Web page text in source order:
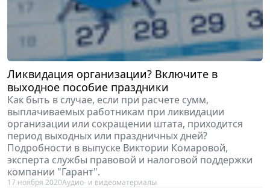
Ликвидация организации? Включите в
выходное пособие праздники
Как быть в случае, если при расчете сумм,
выплачиваемых работникам при ликвидации
организации или сокращении штата, приходится
период выходных или праздничных дней?
Подробности в выпуске Виктории Комаровой,
эксперта службы правовой и налоговой поддержки
компании "Гарант".
17 ноября 2020Аудио- и видеоматериалы